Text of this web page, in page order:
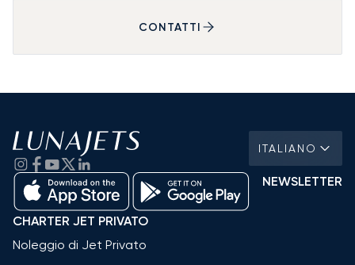
CONTATTI
ITALIANO
NEWSLETTER
CHARTER JET PRIVATO
Noleggio di Jet Privato